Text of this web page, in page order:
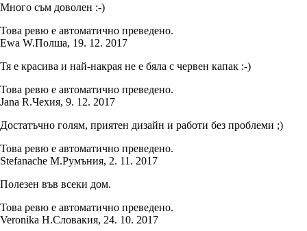
Много съм доволен :-)
Това ревю е автоматично преведено.
Ewa W.Полша, 19. 12. 2017
Тя е красива и най-накрая не е бяла с червен капак :-)
Това ревю е автоматично преведено.
Jana R.Чехия, 9. 12. 2017
Достатъчно голям, приятен дизайн и работи без проблеми ;)
Това ревю е автоматично преведено.
Stefanache M.Румъния, 2. 11. 2017
Полезен във всеки дом.
Това ревю е автоматично преведено.
Veronika H.Словакия, 24. 10. 2017